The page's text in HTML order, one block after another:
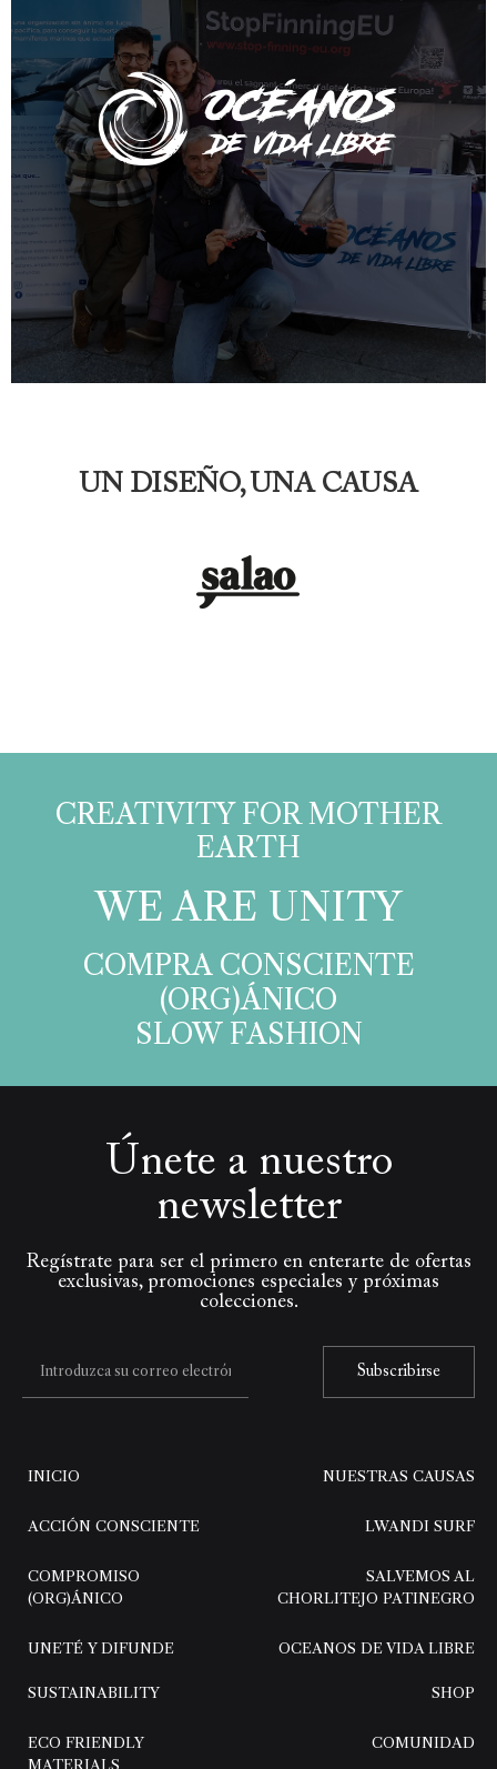
UN DISEÑO, UNA CAUSA
CREATIVITY FOR MOTHER
EARTH​
WE ARE UNITY​
COMPRA CONSCIENTE
(ORG)ÁNICO
SLOW FASHION
Únete a nuestro
newsletter
Regístrate para ser el primero en enterarte de ofertas
exclusivas, promociones especiales y próximas
colecciones.
Subscribirse
INICIO
ACCIÓN CONSCIENTE
COMPROMISO
(ORG)ÁNICO
UNETÉ Y DIFUNDE
NUESTRAS CAUSAS
LWANDI SURF
SALVEMOS AL
CHORLITEJO PATINEGRO
OCEANOS DE VIDA LIBRE
SUSTAINABILITY
ECO FRIENDLY
MATERIALS
SHOP
COMUNIDAD